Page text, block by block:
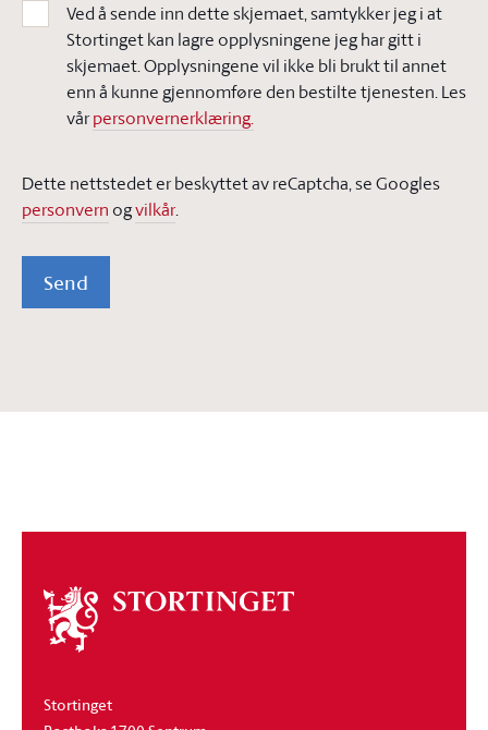
Ved å sende inn dette skjemaet, samtykker jeg i at
Stortinget kan lagre opplysningene jeg har gitt i
skjemaet. Opplysningene vil ikke bli brukt til annet
enn å kunne gjennomføre den bestilte tjenesten. Les
vårpersonvernerklæring.
Dette nettstedet er beskyttet av reCaptcha, se Googles
personvern ogvilkår.
Send
Om
stortinget
Stortinget